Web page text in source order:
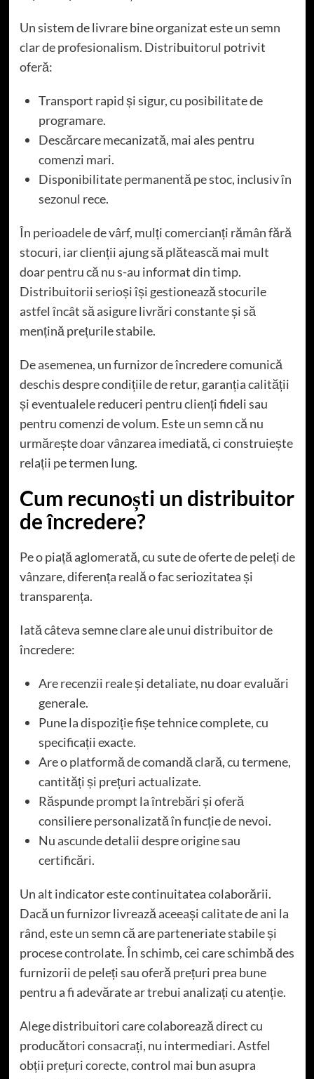
Un sistem de livrare bine organizat este un semn
clar de profesionalism. Distribuitorul potrivit
oferă:
Transport rapid și sigur, cu posibilitate de
programare.
Descărcare mecanizată, mai ales pentru
comenzi mari.
Disponibilitate permanentă pe stoc, inclusiv în
sezonul rece.
În perioadele de vârf, mulți comercianți rămân fără
stocuri, iar clienții ajung să plătească mai mult
doar pentru că nu s-au informat din timp.
Distribuitorii serioși își gestionează stocurile
astfel încât să asigure livrări constante și să
mențină prețurile stabile.
De asemenea, un furnizor de încredere comunică
deschis despre condițiile de retur, garanția calității
și eventualele reduceri pentru clienți fideli sau
pentru comenzi de volum. Este un semn că nu
urmărește doar vânzarea imediată, ci construiește
relații pe termen lung.
Cum recunoști un distribuitor
de încredere?
Pe o piață aglomerată, cu sute de oferte de peleți de
vânzare, diferența reală o fac seriozitatea și
transparența.
Iată câteva semne clare ale unui distribuitor de
încredere:
Are recenzii reale și detaliate, nu doar evaluări
generale.
Pune la dispoziție fișe tehnice complete, cu
specificații exacte.
Are o platformă de comandă clară, cu termene,
cantități și prețuri actualizate.
Răspunde prompt la întrebări și oferă
consiliere personalizată în funcție de nevoi.
Nu ascunde detalii despre origine sau
certificări.
Un alt indicator este continuitatea colaborării.
Dacă un furnizor livrează aceeași calitate de ani la
rând, este un semn că are parteneriate stabile și
procese controlate. În schimb, cei care schimbă des
furnizorii de peleți sau oferă prețuri prea bune
pentru a fi adevărate ar trebui analizați cu atenție.
Alege distribuitori care colaborează direct cu
producători consacrați, nu intermediari. Astfel
obții prețuri corecte, control mai bun asupra